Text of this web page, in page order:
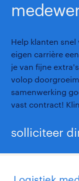
Help klanten
eigen carrière
je van fijne
volop
samenwerking
vast contract!
solliciteer